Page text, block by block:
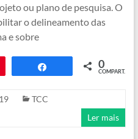
ou plano de pesquisa. O
o delineamento das
e sobre
0
COMPART.
TCC
Ler mais